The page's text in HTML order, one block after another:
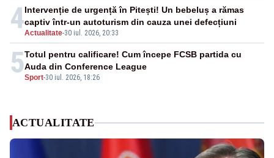
4Actualitate-30 iul. 2026, 20:33
Intervenție de urgență în Pitești! Un bebeluș a rămas
captiv într-un autoturism din cauza unei defecțiuni
5Sport-30 iul. 2026, 18:26
Totul pentru calificare! Cum începe FCSB partida cu
Auda din Conference League
ACTUALITATE